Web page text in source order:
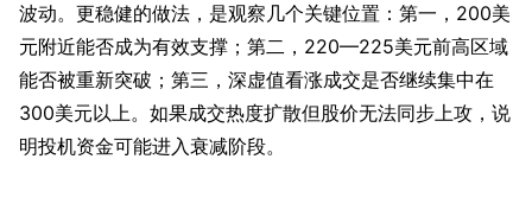
波动。更稳健的做法，是观察几个关键位置：第一，200美
元附近能否成为有效支撑；第二，220—225美元前高区域
能否被重新突破；第三，深虚值看涨成交是否继续集中在
300美元以上。如果成交热度扩散但股价无法同步上攻，说
明投机资金可能进入衰减阶段。